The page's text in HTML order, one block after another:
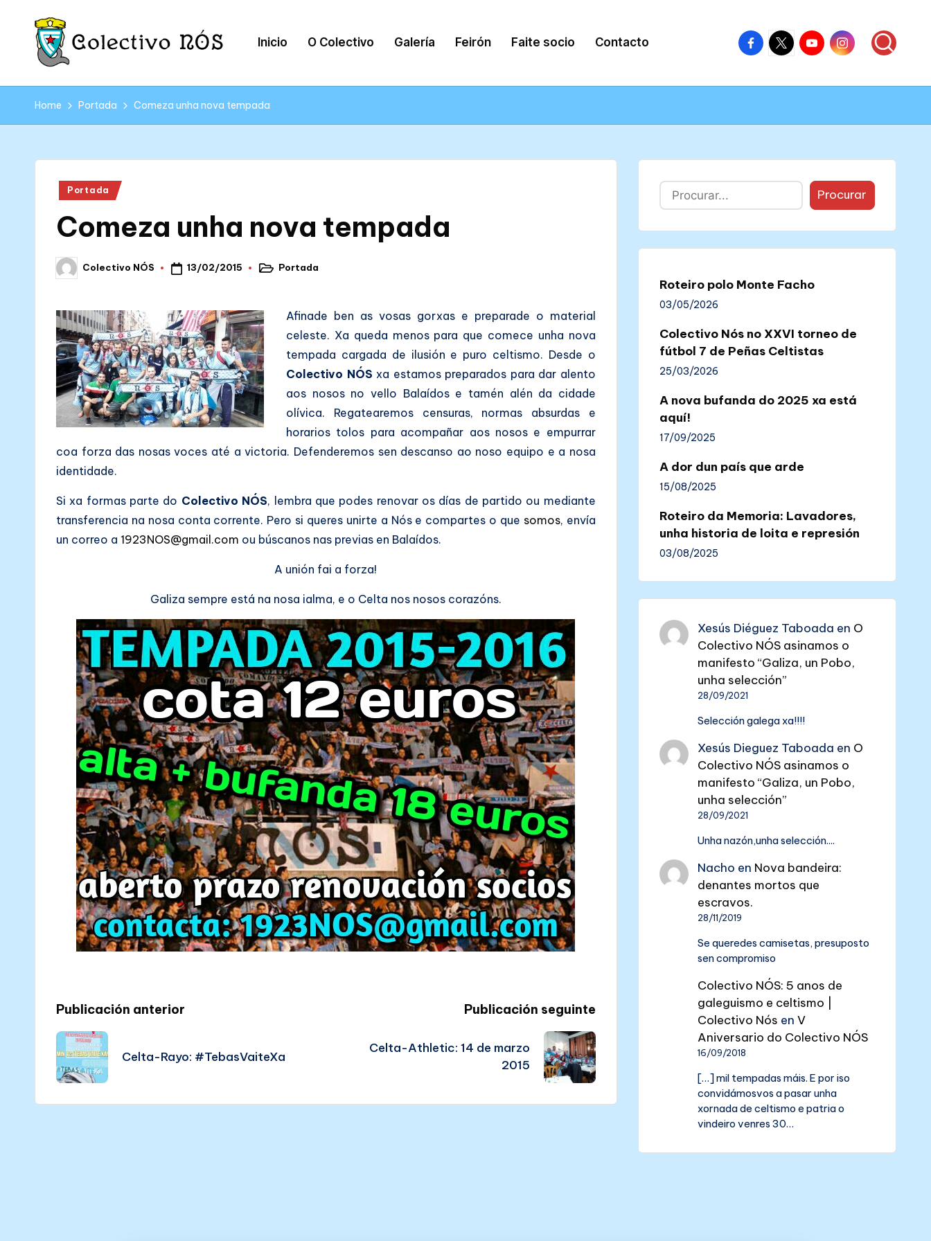
C
o
e
web
oficial
Colectivo
NÓS
Inicio O Colectivo Galería Feirón Faite socio Contacto
Facebook
–
Nós
X
–
Nós
Youtube
–
Nós
Instagram
–
Nós
Home Portada Comeza unha nova tempada
Posted
Portada
Comeza unha nova tempada
Posted
by
Colectivo NÓS 13/02/2015
PostedPortada
Afinade ben as vosas gorxas e preparade o material
celeste. Xa queda menos para que comece unha nova
tempada cargada de ilusión e puro celtismo. Desde o
Colectivo NÓS xa estamos preparados para dar alento
aos nosos no vello Balaídos e tamén alén da cidade
olívica. Regatearemos censuras, normas absurdas e
horarios tolos para acompañar aos nosos e empurrar
coa forza das nosas voces até a victoria. Defenderemos sen descanso ao noso equipo e a nosa
identidade.
Si xa formas parte do Colectivo NÓS, lembra que podes renovar os días de partido ou mediante
transferencia na nosa conta corrente. Pero si queres unirte a Nós e compartes o que somos, envía
un correo a 1923NOS@gmail.com ou búscanos nas previas en Balaídos.
A unión fai a forza!
Galiza sempre está na nosa ialma, e o Celta nos nosos corazóns.
Post
navigation
Publicación anterior
Celta-Rayo: #TebasVaiteXa
Publicación seguinte
Celta-Athletic: 14 de marzo
2015
Buscar Procurar
Roteiro polo Monte Facho
03/05/2026
Colectivo Nós no XXVI torneo de
fútbol 7 de Peñas Celtistas
25/03/2026
A nova bufanda do 2025 xa está
aquí!
17/09/2025
A dor dun país que arde
15/08/2025
Roteiro da Memoria: Lavadores,
unha historia de loita e represión
03/08/2025
Xesús Diéguez Taboada en O
Colectivo NÓS asinamos o
manifesto “Galiza, un Pobo,
unha selección”
28/09/2021
Selección galega xa!!!!
Xesús Dieguez Taboada en O
Colectivo NÓS asinamos o
manifesto “Galiza, un Pobo,
unha selección”
28/09/2021
Unha nazón,unha selección....
Nacho en Nova bandeira:
denantes mortos que
escravos.
28/11/2019
Se queredes camisetas, presuposto
sen compromiso
Colectivo NÓS: 5 anos de
galeguismo e celtismo |
Colectivo Nós enV
Aniversario do Colectivo NÓS
16/09/2018
[…] mil tempadas máis. E por iso
convidámosvos a pasar unha
xornada de celtismo e patria o
vindeiro venres 30…